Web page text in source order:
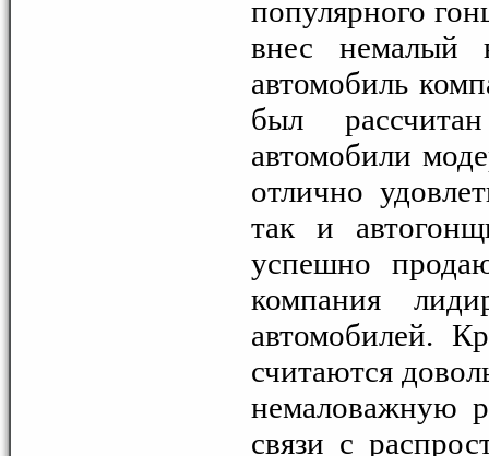
популярного
внес немалый
автомобиль
был
автомобили
отлично
так и
успешно
компания
автомобилей.
считаются
немаловажную
связи с